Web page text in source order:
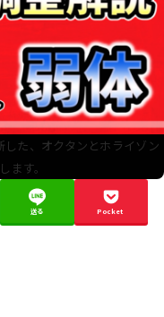
た、オクタンとホライゾン
ます。
送る Pocket